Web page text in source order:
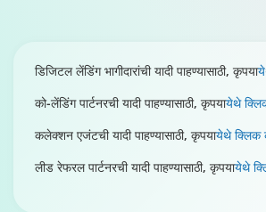
डिजिटल लेंडिंग भागीदारांची यादी पाहण्यासाठी, कृपया
को-लेंडिंग पार्टनरची यादी पाहण्यासाठी, कृपयायेथे
कलेक्शन एजंटची यादी पाहण्यासाठी, कृपयायेथे क्लिक
लीड रेफरल पार्टनरची यादी पाहण्यासाठी, कृपयायेथे